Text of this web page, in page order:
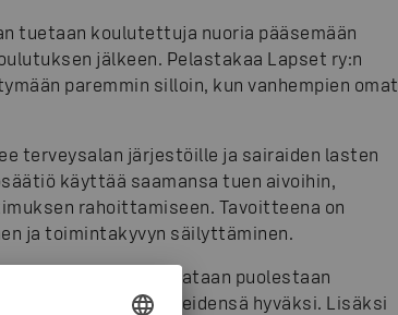
tuetaan koulutettuja nuoria pääsemään
jälkeen. Pelastakaa Lapset ry:n
paremmin silloin, kun vanhempien omat
terveysalan järjestöille ja sairaiden lasten
käyttää saamansa tuen aivoihin,
rahoittamiseen. Tavoitteena on
ja toimintakyvyn säilyttäminen.
ry:n saama tuki ohjataan puolestaan
sekä heidän perheidensä hyväksi. Lisäksi